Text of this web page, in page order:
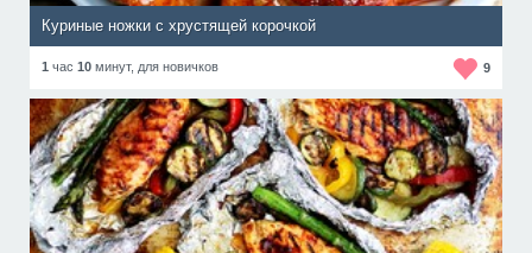
Куриные ножки с хрустящей корочкой
1 час 10 минут, для новичков 9